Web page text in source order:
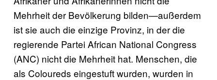
Mehrheit der Bevölkerung bilden—außerdem
ist sie auch die einzige Provinz, in der die
regierende Partei African National Congress
(ANC) nicht die Mehrheit hat. Menschen, die
als Coloureds eingestuft wurden, wurden in